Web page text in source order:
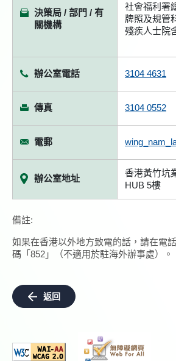
決策局 / 部門 / 有
關機構
社會福利署
牌照及規管
殘疾人士院
辦公室電話 3104 4631
傳真 3104 0552
電郵
辦公室地址
香港黃竹坑
HUB 5樓
備註:
如果在香港以外地方致電的話，請在電
碼「852」（不適用於駐海外辦事處）。
返回